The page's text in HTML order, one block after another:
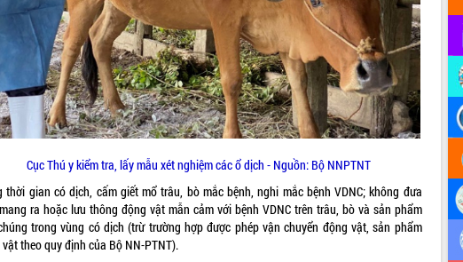
Cục Thú y kiểm tra, lấy mẫu xét nghiệm các ổ dịch - Nguồn: Bộ NNPTNT
thời gian có dịch, cấm giết mổ trâu, bò mắc bệnh, nghi mắc bệnh VDNC; không đưa
ra hoặc lưu thông động vật mẫn cảm với bệnh VDNC trên trâu, bò và sản phẩm
trong vùng có dịch (trừ trường hợp được phép vận chuyển động vật, sản phẩm
theo quy định của Bộ NN-PTNT).